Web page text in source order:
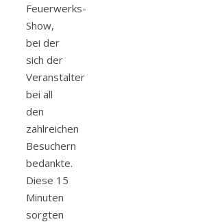
Feuerwerks-
Show,
bei der
sich der
Veranstalter
bei all
den
zahlreichen
Besuchern
bedankte.
Diese 15
Minuten
sorgten